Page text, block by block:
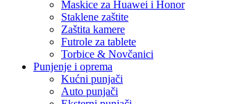
Maskice za Huawei i Honor
Staklene zaštite
Zaštita kamere
Futrole za tablete
Torbice & Novčanici
Punjenje i oprema
Kućni punjači
Auto punjači